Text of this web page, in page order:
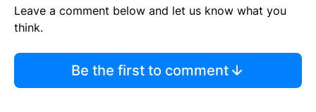
Leave a comment below and let us know what you
think.
Be the first to comment